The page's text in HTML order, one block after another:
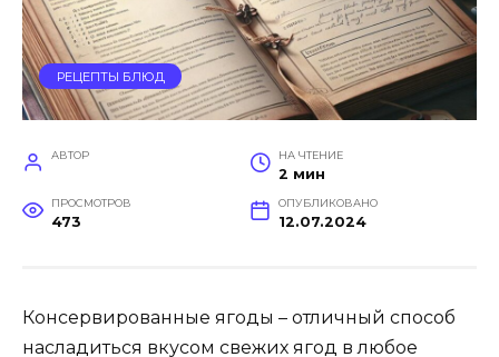
РЕЦЕПТЫ БЛЮД
АВТОР НА ЧТЕНИЕ
2 мин
ПРОСМОТРОВ
473
ОПУБЛИКОВАНО
12.07.2024
Консервированные ягоды – отличный способ
насладиться вкусом свежих ягод в любое